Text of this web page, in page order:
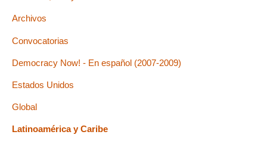
Archivos
Convocatorias
Democracy Now! - En español (2007-2009)
Estados Unidos
Global
Latinoamérica y Caribe